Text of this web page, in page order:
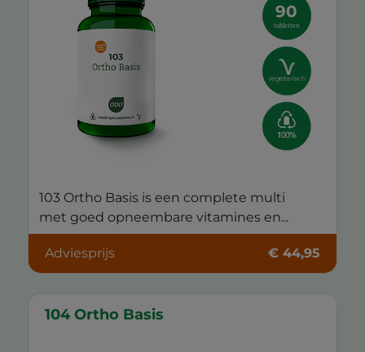
90
tabletten
vegetarisch
103 Ortho Basis is een complete multi
met goed opneembare vitamines en...
Adviesprijs € 44,95
104 Ortho Basis